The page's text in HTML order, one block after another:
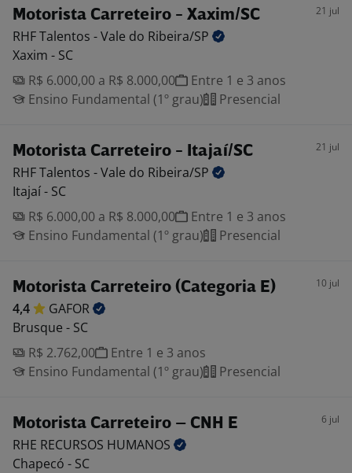
Motorista Carreteiro - Xaxim/SC 21 jul
RHF Talentos - Vale do Ribeira/SP
Xaxim - SC
R$ 6.000,00 a R$ 8.000,00
Entre 1 e 3 anos
Ensino Fundamental (1º grau)
Presencial
Motorista Carreteiro - Itajaí/SC 21 jul
RHF Talentos - Vale do Ribeira/SP
Itajaí - SC
R$ 6.000,00 a R$ 8.000,00
Entre 1 e 3 anos
Ensino Fundamental (1º grau)
Presencial
Motorista Carreteiro (Categoria E) 10 jul
4,4
GAFOR
Brusque - SC
R$ 2.762,00
Entre 1 e 3 anos
Ensino Fundamental (1º grau)
Presencial
Motorista Carreteiro – CNH E 6 jul
RHE RECURSOS HUMANOS
Chapecó - SC